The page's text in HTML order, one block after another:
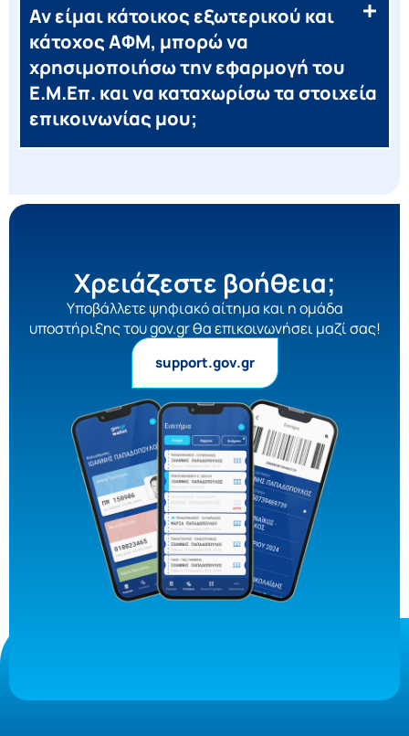
Αν είμαι κάτοικος εξωτερικού και
κάτοχος ΑΦΜ, μπορώ να
χρησιμοποιήσω την εφαρμογή του
Ε.Μ.Επ. και να καταχωρίσω τα στοιχεία
επικοινωνίας μου;
Χρειάζεστε βοήθεια;
Yποβάλλετε ψηφιακό αίτημα και η ομάδα
υποστήριξης του gov.gr θα επικοινωνήσει μαζί σας!
support.gov.gr